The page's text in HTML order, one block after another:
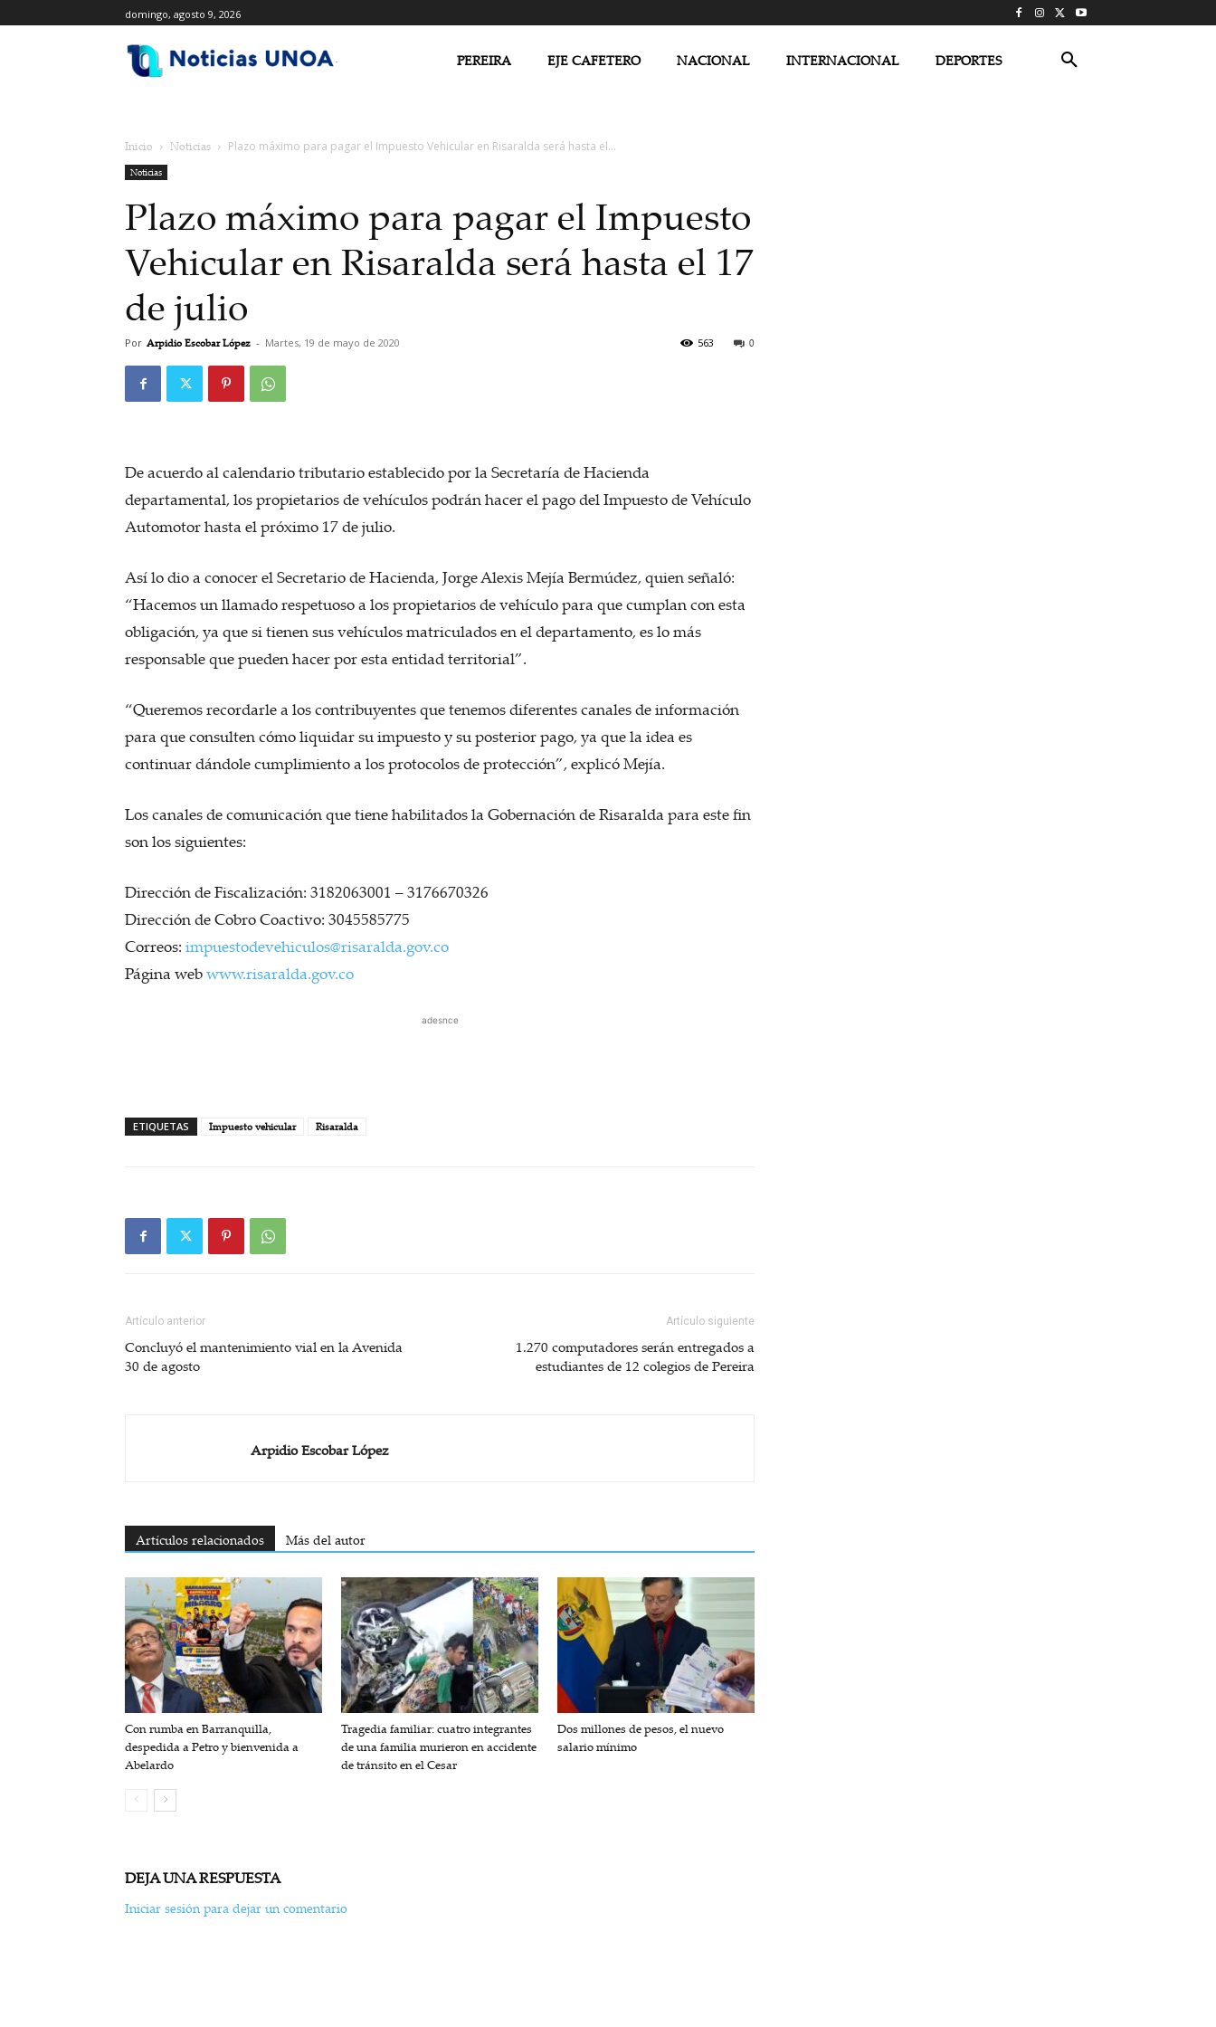
domingo, agosto 9, 2026
PEREIRA EJE CAFETERO NACIONAL INTERNACIONAL DEPORTES
Inicio Noticias Plazo máximo para pagar el Impuesto Vehicular en Risaralda será hasta el...
Noticias
Plazo máximo para pagar el Impuesto
Vehicular en Risaralda será hasta el 17
de julio
Por Arpidio Escobar López - Martes, 19 de mayo de 2020 0
563
De acuerdo al calendario tributario establecido por la Secretaría de Hacienda
departamental, los propietarios de vehículos podrán hacer el pago del Impuesto de Vehículo
Automotor hasta el próximo 17 de julio.
Así lo dio a conocer el Secretario de Hacienda, Jorge Alexis Mejía Bermúdez, quien señaló:
“Hacemos un llamado respetuoso a los propietarios de vehículo para que cumplan con esta
obligación, ya que si tienen sus vehículos matriculados en el departamento, es lo más
responsable que pueden hacer por esta entidad territorial”.
“Queremos recordarle a los contribuyentes que tenemos diferentes canales de información
para que consulten cómo liquidar su impuesto y su posterior pago, ya que la idea es
continuar dándole cumplimiento a los protocolos de protección”, explicó Mejía.
Los canales de comunicación que tiene habilitados la Gobernación de Risaralda para este fin
son los siguientes:
Dirección de Fiscalización: 3182063001 – 3176670326
Dirección de Cobro Coactivo: 3045585775
Correos: impuestodevehiculos@risaralda.gov.co
Página webwww.risaralda.gov.co
adesnce
ETIQUETAS Impuesto vehicular Risaralda
Artículo anterior
Concluyó el mantenimiento vial en la Avenida
30 de agosto
Artículo siguiente
1.270 computadores serán entregados a
estudiantes de 12 colegios de Pereira
Arpidio Escobar López
Artículos relacionados Más del autor
Con rumba en Barranquilla,
despedida a Petro y bienvenida a
Abelardo
Tragedia familiar: cuatro integrantes
de una familia murieron en accidente
de tránsito en el Cesar
Dos millones de pesos, el nuevo
salario mínimo
DEJA UNA RESPUESTA
Iniciar sesión para dejar un comentario